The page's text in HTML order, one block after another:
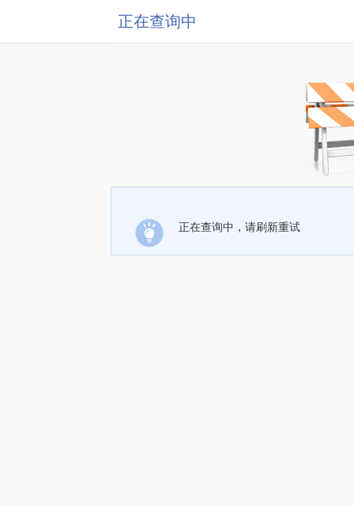
正在查询中
正在查询中，请刷新重试